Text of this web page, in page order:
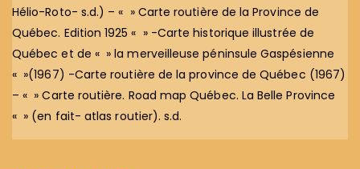
Hélio-Roto- s.d.) – « » Carte routière de la Province de
Québec. Edition 1925 « » -Carte historique illustrée de
Québec et de « » la merveilleuse péninsule Gaspésienne
« »(1967) -Carte routière de la province de Québec (1967)
– « » Carte routière. Road map Québec. La Belle Province
« » (en fait- atlas routier). s.d.